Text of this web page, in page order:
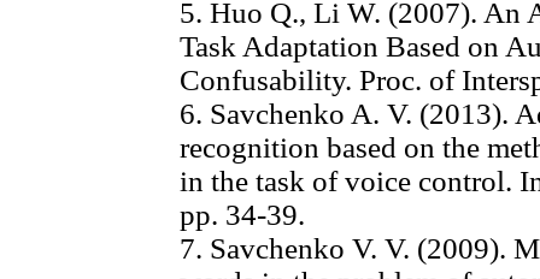
5. Huo Q., Li W. (2007). An
Task Adaptation Based on
Confusability. Proc. of
6. Savchenko A. V. (2013).
recognition based on the
in the task of voice control.
pp. 34-39.
7. Savchenko V. V. (2009).